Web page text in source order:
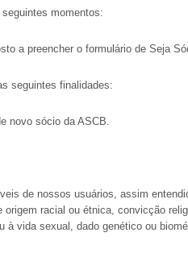
o seu lazer!
momentos:
a preencher o formulário de Seja
seguintes finalidades:
novo sócio da ASCB.
de nossos usuários, assim
origem racial ou étnica, convicção
à vida sexual, dado genético ou